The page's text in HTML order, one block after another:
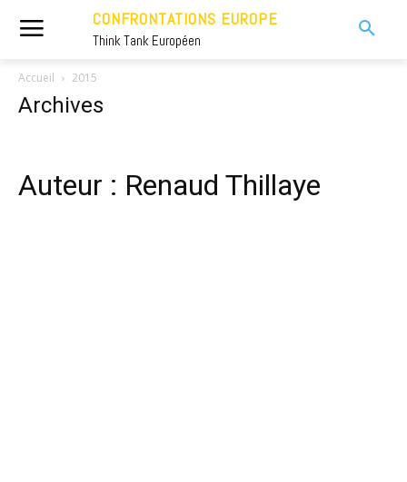
CONFRONTATIONS EUROPE
Think Tank Européen
Accueil 2015
Archives
Auteur : Renaud Thillaye